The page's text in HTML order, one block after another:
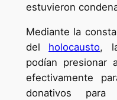
estuvieron
Mediante la
del holocausto,
podían presionar
efectivamente
donativos para